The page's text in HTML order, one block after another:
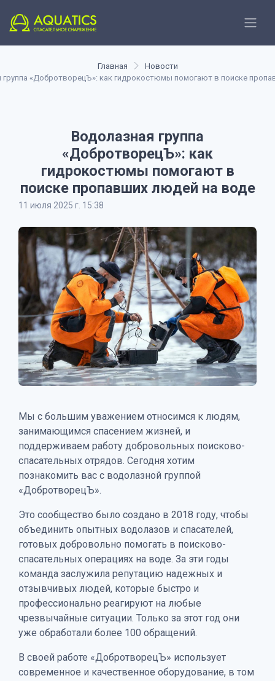
Главная
Новости
группа «ДобротворецЪ»: как гидрокостюмы помогают в поиске
Водолазная группа
«ДобротворецЪ»: как
гидрокостюмы помогают в
поиске пропавших людей на воде
11 июля 2025 г. 15:38
Мы с большим уважением относимся к людям,
занимающимся спасением жизней, и
поддерживаем работу добровольных поисково-
спасательных отрядов. Сегодня хотим
познакомить вас с водолазной группой
«ДобротворецЪ».
Это сообщество было создано в 2018 году, чтобы
объединить опытных водолазов и спасателей,
готовых добровольно помогать в поисково-
спасательных операциях на воде. За эти годы
команда заслужила репутацию надежных и
отзывчивых людей, которые быстро и
профессионально реагируют на любые
чрезвычайные ситуации. Только за этот год они
уже обработали более 100 обращений.
В своей работе «ДобротворецЪ» использует
современное и качественное оборудование, в том